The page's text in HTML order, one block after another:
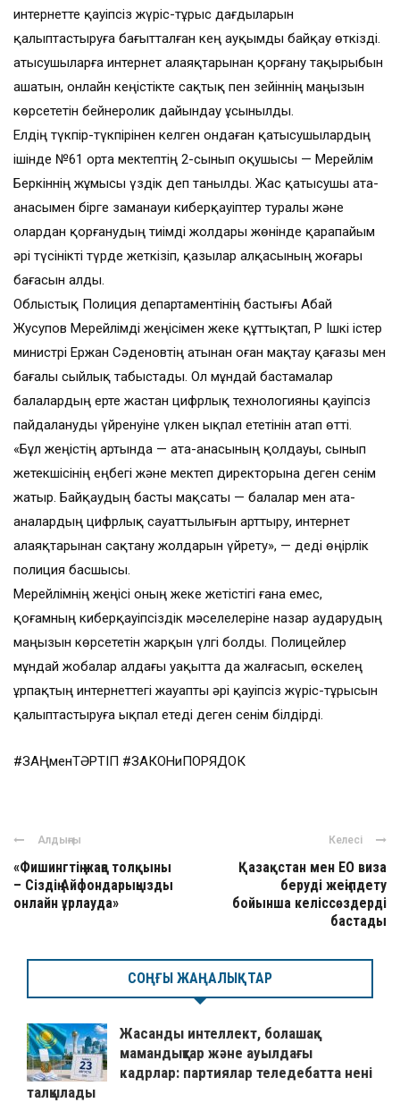
интернетте қауіпсіз жүріс-тұрыс дағдыларын
қалыптастыруға бағытталған кең ауқымды байқау өткізді.
Қатысушыларға интернет алаяқтарынан қорғану тақырыбын
ашатын, онлайн кеңістікте сақтық пен зейіннің маңызын
көрсететін бейнеролик дайындау ұсынылды.
Елдің түкпір-түкпірінен келген ондаған қатысушылардың
ішінде №61 орта мектептің 2-сынып оқушысы — Мерейлім
Беркіннің жұмысы үздік деп танылды. Жас қатысушы ата-
анасымен бірге заманауи киберқауіптер туралы және
олардан қорғанудың тиімді жолдары жөнінде қарапайым
әрі түсінікті түрде жеткізіп, қазылар алқасының жоғары
бағасын алды.
Облыстық Полиция департаментінің бастығы Абай
Жусупов Мерейлімді жеңісімен жеке құттықтап, ҚР Ішкі істер
министрі Ержан Сәденовтің атынан оған мақтау қағазы мен
бағалы сыйлық табыстады. Ол мұндай бастамалар
балалардың ерте жастан цифрлық технологияны қауіпсіз
пайдалануды үйренуіне үлкен ықпал ететінін атап өтті.
«Бұл жеңістің артында — ата-анасының қолдауы, сынып
жетекшісінің еңбегі және мектеп директорына деген сенім
жатыр. Байқаудың басты мақсаты — балалар мен ата-
аналардың цифрлық сауаттылығын арттыру, интернет
алаяқтарынан сақтану жолдарын үйрету», — деді өңірлік
полиция басшысы.
Мерейлімнің жеңісі оның жеке жетістігі ғана емес,
қоғамның киберқауіпсіздік мәселелеріне назар аударудың
маңызын көрсететін жарқын үлгі болды. Полицейлер
мұндай жобалар алдағы уақытта да жалғасып, өскелең
ұрпақтың интернеттегі жауапты әрі қауіпсіз жүріс-тұрысын
қалыптастыруға ықпал етеді деген сенім білдірді.
#ЗАҢменТӘРТІП #ЗАКОНиПОРЯДОК
Алдыңғы
«Фишингтің жаңа толқыны
– Сіздің Айфондарыңызды
онлайн ұрлауда»
Келесі
Қазақстан мен ЕО виза
беруді жеңілдету
бойынша келіссөздерді
бастады
СОҢҒЫ ЖАҢАЛЫҚТАР
Жасанды интеллект, болашақ
мамандықтар және ауылдағы
кадрлар: партиялар теледебатта нені
талқылады